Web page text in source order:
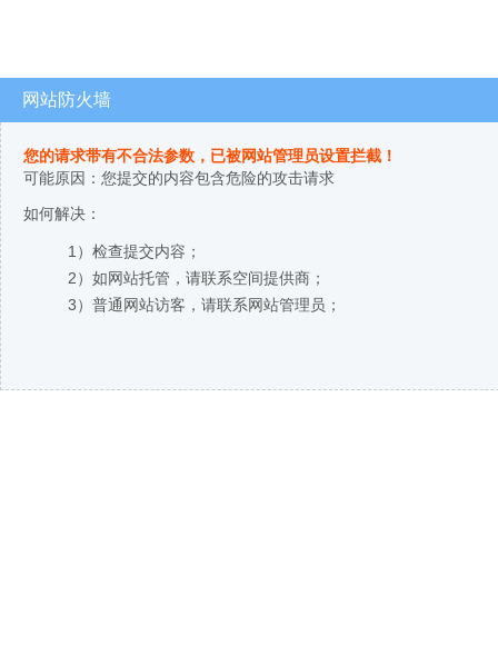
网站防火墙
您的请求带有不合法参数，已被网站管理员设置拦截！
可能原因：您提交的内容包含危险的攻击请求
如何解决：
1）检查提交内容；
2）如网站托管，请联系空间提供商；
3）普通网站访客，请联系网站管理员；